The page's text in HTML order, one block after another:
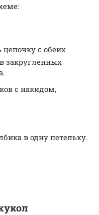
цепочку с обеих
закругленных
с накидом,
в одну петельку.